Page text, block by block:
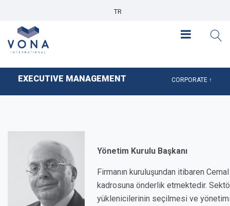
TR
EXECUTIVE MANAGEMENT CORPORATE ↑
Yönetim Kurulu Başkanı
Firmanın kuruluşundan itibaren
kadrosuna önderlik etmektedir.
yüklenicilerinin seçilmesi ve